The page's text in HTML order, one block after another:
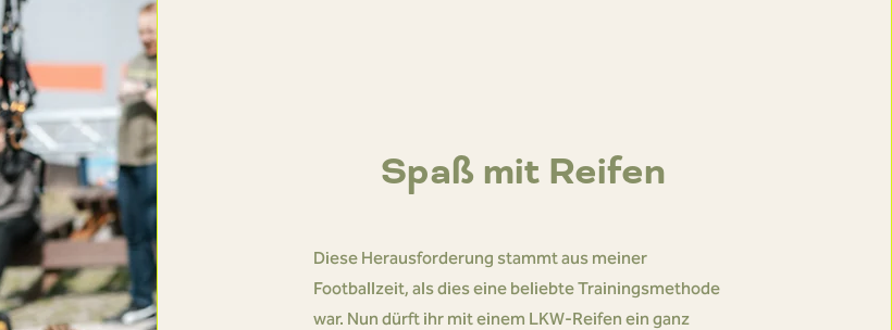
Spaß mit Reifen
Diese Herausforderung stammt aus meiner
Footballzeit, als dies eine beliebte Trainingsmethode
war. Nun dürft ihr mit einem LKW-Reifen ein ganz